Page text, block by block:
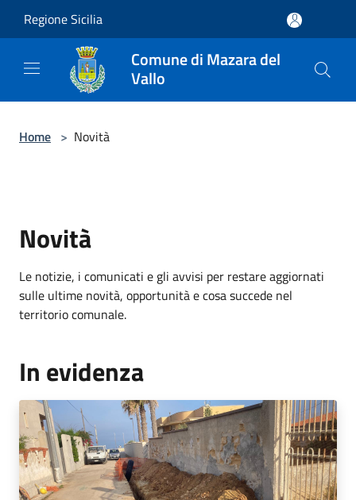
Regione Sicilia
Comune di Mazara del
Vallo
Home > Novità
Novità
Le notizie, i comunicati e gli avvisi per restare aggiornati
sulle ultime novità, opportunità e cosa succede nel
territorio comunale.
In evidenza